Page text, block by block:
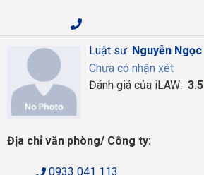
Luật sư: Nguyễn Ngọc
Chưa có nhận xét
Đánh giá của iLAW: 3.5
Địa chỉ văn phòng/ Công ty:
0933 041 113